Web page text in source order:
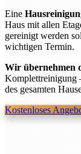
Eine
Haus mit allen
gereinigt werden
wichtigen Termin.
Wir übernehmen
Komplettreinigung
des gesamten
Kostenloses